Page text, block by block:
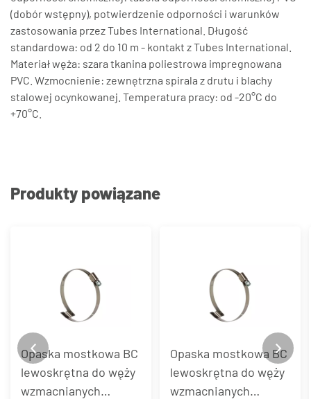
(dobór wstępny), potwierdzenie odporności i warunków
zastosowania przez Tubes International. Długość
standardowa: od 2 do 10 m - kontakt z Tubes International.
Materiał węża: szara tkanina poliestrowa impregnowana
PVC. Wzmocnienie: zewnętrzna spirala z drutu i blachy
stalowej ocynkowanej. Temperatura pracy: od -20°C do
+70°C.
Produkty powiązane
Opaska mostkowa BC
lewoskrętna do węży
wzmacnianych
Opaska mostkowa BC
lewoskrętna do węży
wzmacnianych